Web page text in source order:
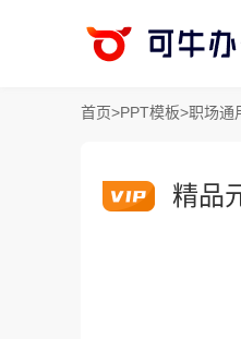
首页>PPT模板>职场通
精品